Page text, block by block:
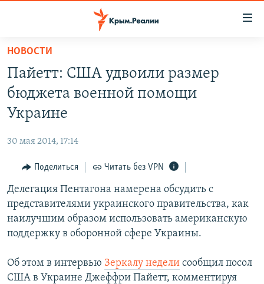
Вернуться
основному
содержанию
Вернутся
главной
Вернутся
поиску
СПЕЦПРОЕКТЫ
11 ЛЕТ ОККУПАЦИИ КРЫМА. 11 ИСТОРИЙ СОПРОТИВЛЕНИЯ
ВОДА
ЕЩЕ
ИНТЕРАКТИВ
ИНФОГРАФИКА
ТЕЛЕПРОЕКТ КРЫМ.РЕАЛИИ
СОВЕТЫ ПРАВОЗАЩИТНИКОВ
ПОБЕДИТЕЛЕЙ НЕ СУДЯТ?
РАДІО СВОБОДА
КАК ОБОЙТИ БЛОКИРОВКУ
Українською
Qırımtatar
ПРИСОЕДИНЯЙТЕСЬ!
НОВОСТИ
Пайетт: США удвоили размер
бюджета военной помощи
Украине
30 мая 2014, 17:14
Поделиться Читать без VPN
Делегация Пентагона намерена обсудить с
представителями украинского правительства, как
наилучшим образом использовать американскую
поддержку в оборонной сфере Украины.
Об этом в интервью Зеркалу недели сообщил посол
США в Украине Джеффри Пайетт, комментируя